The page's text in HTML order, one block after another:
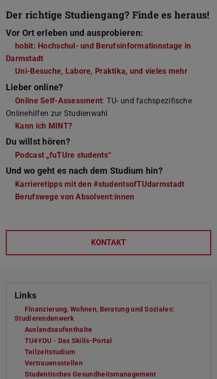
Der richtige Studiengang? Finde es heraus!
Vor Ort erleben und ausprobieren:
hobit: Hochschul- und Berufsinformationstage in
Darmstadt
Uni-Besuche, Labore, Praktika, und vieles mehr
Lieber online?
Online Self-Assessment: TU- und fachspezifische
Onlinehilfen zur Studienwahl
Kann ich MINT?
Du willst hören?
Podcast „fuTUre students“
Und wo geht es nach dem Studium hin?
Karrieretipps mit den #studentsofTUdarmstadt
Berufswege von Absolvent:innen
KONTAKT
Links
Finanzierung, Wohnen, Beratung und Soziales:
Studierendenwerk
Auslandsaufenthalte
TU4YOU - Das Skills-Portal
Teilzeitstudium
Vertrauensstellen
Studentisches Gesundheitsmanagement